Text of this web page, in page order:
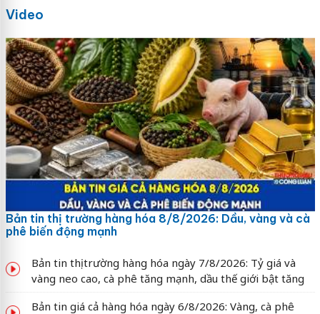
Video
Bản tin thị trường hàng hóa 8/8/2026: Dầu, vàng và cà
phê biến động mạnh
Bản tin thị trường hàng hóa ngày 7/8/2026: Tỷ giá và
vàng neo cao, cà phê tăng mạnh, dầu thế giới bật tăng
Bản tin giá cả hàng hóa ngày 6/8/2026: Vàng, cà phê